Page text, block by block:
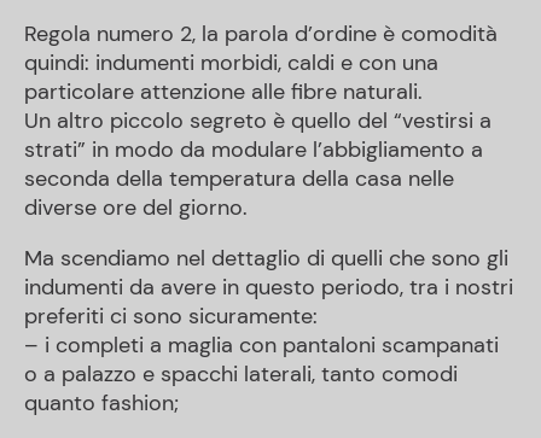
Regola numero 2, la parola d’ordine è comodità
quindi: indumenti morbidi, caldi e con una
particolare attenzione alle fibre naturali.
Un altro piccolo segreto è quello del “vestirsi a
strati” in modo da modulare l’abbigliamento a
seconda della temperatura della casa nelle
diverse ore del giorno.
Ma scendiamo nel dettaglio di quelli che sono gli
indumenti da avere in questo periodo, tra i nostri
preferiti ci sono sicuramente:
– i completi a maglia con pantaloni scampanati
o a palazzo e spacchi laterali, tanto comodi
quanto fashion;